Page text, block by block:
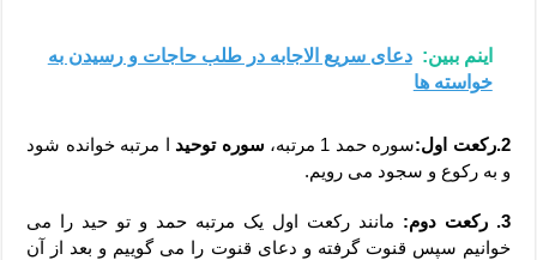
اینم ببین: دعای سریع الاجابه در طلب حاجات و رسیدن به
خواسته ها
2.رکعت اول: سوره حمد 1 مرتبه، سوره توحید ا مرتبه خوانده شود
و به رکوع و سجود می رویم.
3. رکعت دوم:
مانند رکعت اول یک مرتبه حمد و تو حید را می
خوانیم سپس قنوت گرفته و دعای قنوت را می گوییم و بعد از آن